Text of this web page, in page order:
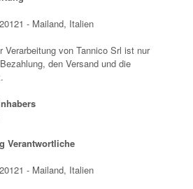
- Mailand, Italien
Verarbeitung von Tannico Srl ist nur
den Versand und die
Verantwortliche
- Mailand, Italien